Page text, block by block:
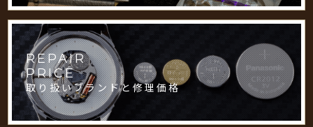
REPAIR
PRICE
取り扱いブランドと修理価格